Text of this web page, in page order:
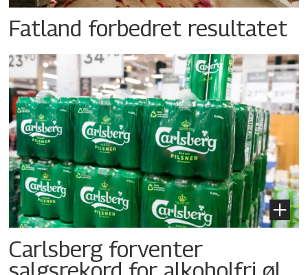
Fatland forbedret resultatet
Carlsberg forventer